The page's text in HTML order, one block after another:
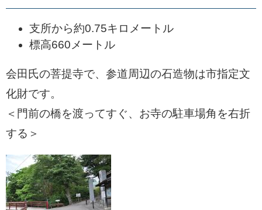
支所から約0.75キロメートル
標高660メートル
会田氏の菩提寺で、参道周辺の石造物は市指定文
化財です。
＜門前の橋を渡ってすぐ、お寺の駐車場角を右折
する＞